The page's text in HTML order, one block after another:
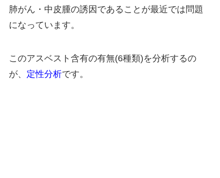
肺がん・中皮腫の誘因であることが最近では問題
になっています。
このアスベスト含有の有無(6種類)を分析するの
が、 定性分析です。